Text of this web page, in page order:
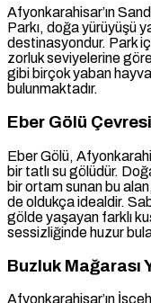
Afyonkarahisar’ın
Parkı, doğa yürüyüşü
destinasyondur. Park
zorluk seviyelerine
gibi birçok yaban
bulunmaktadır.
Eber Gölü Çevresi
Eber Gölü,
bir tatlı su gölüdür.
bir ortam sunan bu
de oldukça idealdir.
gölde yaşayan farklı
sessizliğinde huzur
Buzluk Mağarası
Afyonkarahisar’ın